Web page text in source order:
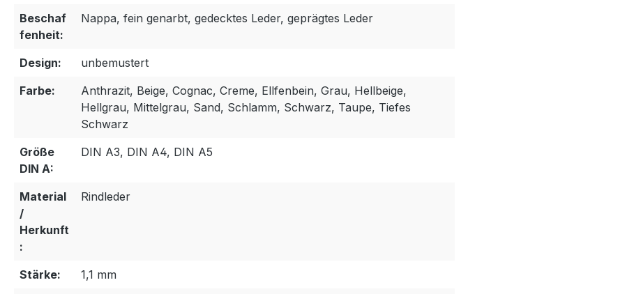
Beschaf
fenheit:
Nappa, fein genarbt, gedecktes Leder, geprägtes Leder
Design:
unbemustert
Farbe:
Anthrazit, Beige, Cognac, Creme, Ellfenbein, Grau, Hellbeige,
Hellgrau, Mittelgrau, Sand, Schlamm, Schwarz, Taupe, Tiefes
Schwarz
Größe
DIN A:
DIN A3, DIN A4, DIN A5
Material
/
Herkunft
:
Rindleder
Stärke:
1,1 mm